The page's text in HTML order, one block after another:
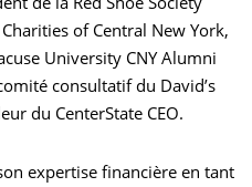
of Central New York,
University CNY Alumni
consultatif du David’s
du CenterState CEO.
expertise financière en tant